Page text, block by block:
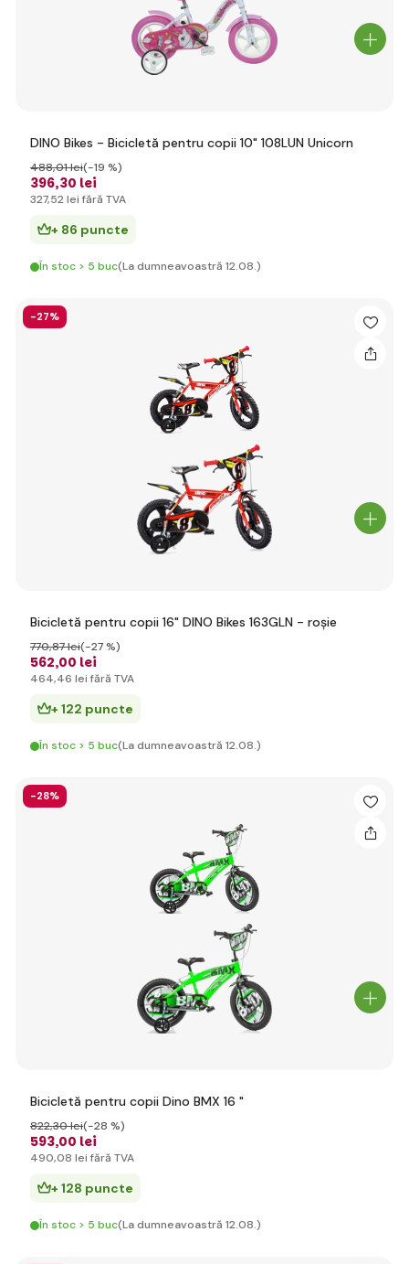
DINO Bikes - Bicicletă pentru copii 10" 108LUN Unicorn
396,30 lei
488,01 lei(-19 %)
327,52 lei fără TVA
+ 86 puncte
În stoc > 5 buc(La dumneavoastră 12.08.)
-27%
Bicicletă pentru copii 16" DINO Bikes 163GLN - roșie
562,00 lei
770,87 lei(-27 %)
464,46 lei fără TVA
+ 122 puncte
În stoc > 5 buc(La dumneavoastră 12.08.)
-28%
Bicicletă pentru copii Dino BMX 16 "
593,00 lei
822,30 lei(-28 %)
490,08 lei fără TVA
+ 128 puncte
În stoc > 5 buc(La dumneavoastră 12.08.)